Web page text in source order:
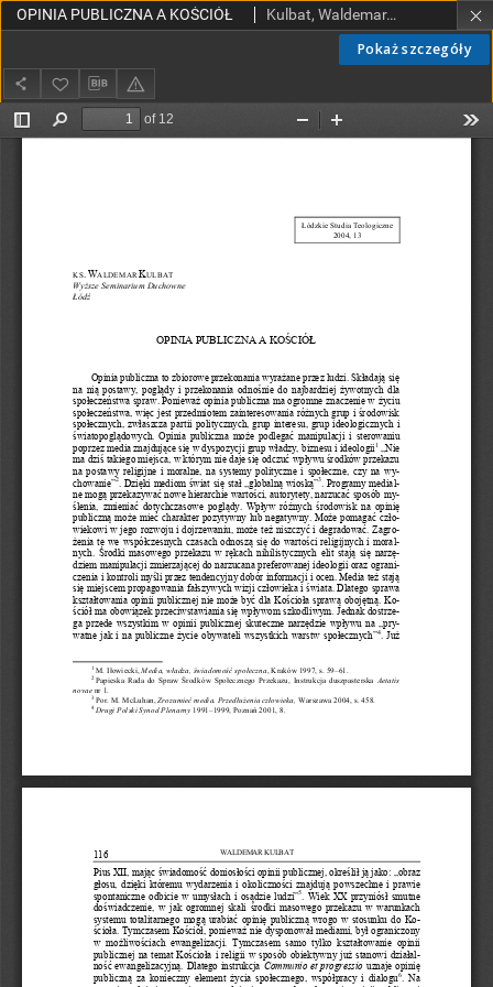
Pokaż szczegóły
OPINIA PUBLICZNA A KOŚCIÓŁ Kulbat, Waldemar, ks.